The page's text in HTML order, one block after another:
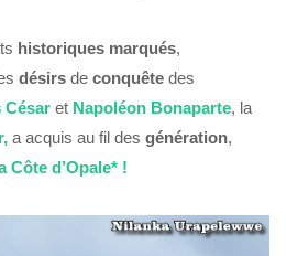
historiques marqués,
désirs de conquête des
César et Napoléon Bonaparte, la
a acquis au fil des génération,
Côte d’Opale* !